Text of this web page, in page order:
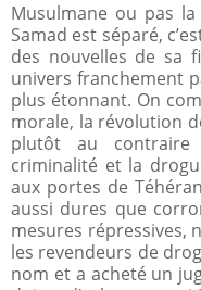
Musulmane ou pas
Samad est séparé,
des nouvelles de sa
univers franchement
plus étonnant. On
morale, la révolution
plutôt au contraire
criminalité et la
aux portes de
aussi dures que
mesures répressives,
les revendeurs de
nom et a acheté un